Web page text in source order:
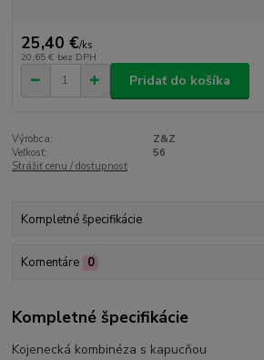
25,40 €/ks
20,65 € bez DPH
Pridať do košíka
Výrobca:
Z&Z
Veľkosť:
56
Strážiť cenu / dostupnosť
Kompletné špecifikácie
Komentáre 0
Kompletné špecifikácie
Kojenecká kombinéza s kapucňou